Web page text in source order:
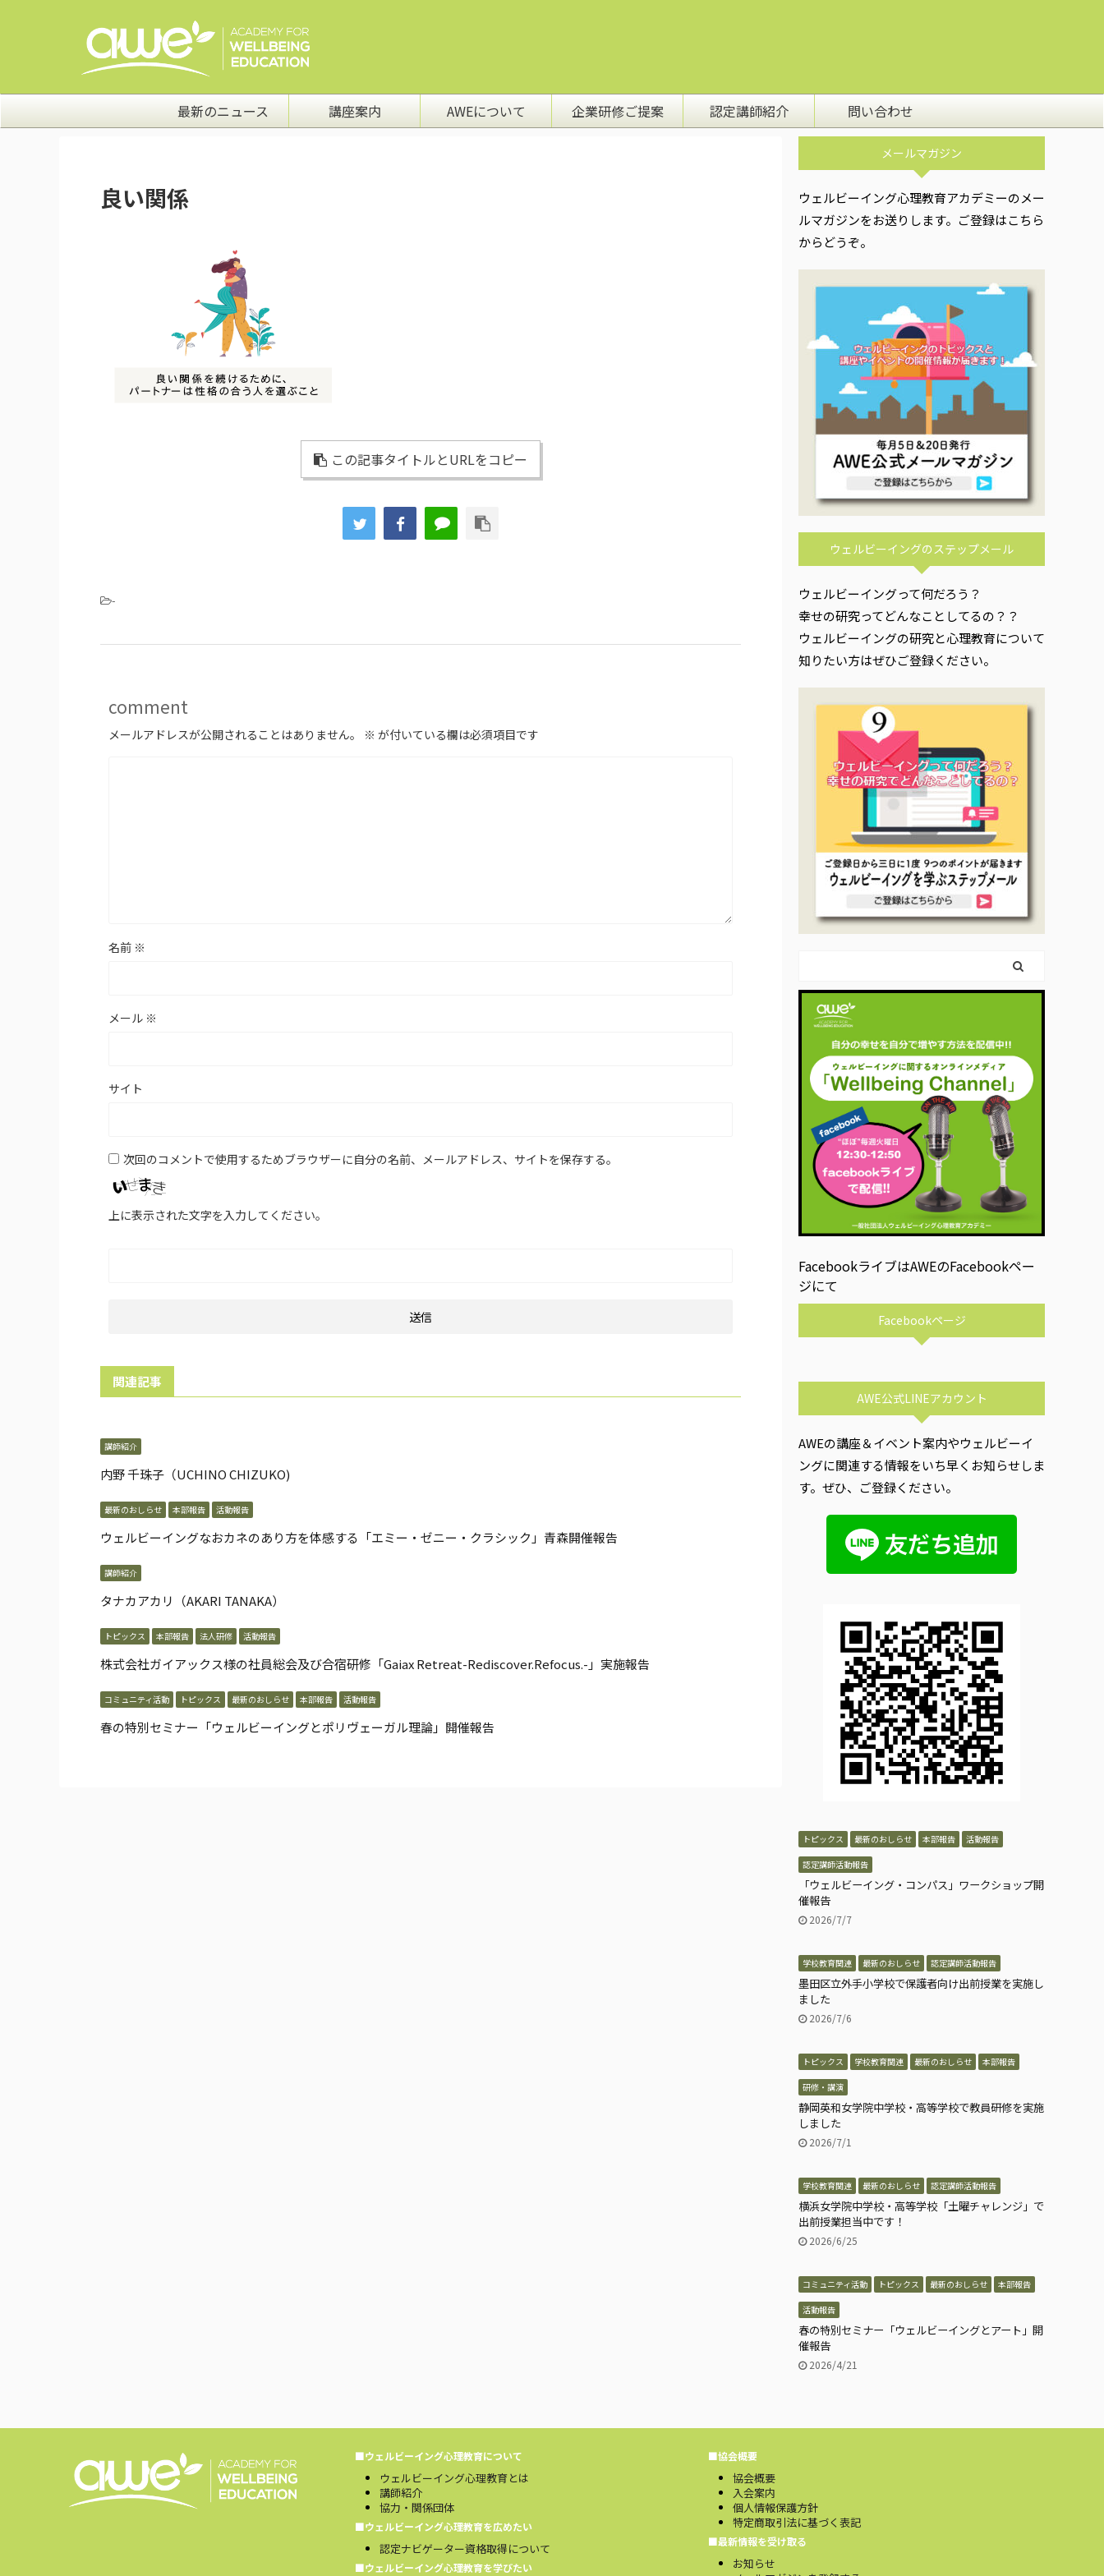
最新のニュース 講座案内 AWEについて 企業研修ご提案 認定講師紹介 問い合わせ
良い関係
この記事タイトルとURLをコピー
-
comment
メールアドレスが公開されることはありません。 ※ が付いている欄は必須項目です
名前 ※
メール ※
サイト
次回のコメントで使用するためブラウザーに自分の名前、メールアドレス、サイトを保存する。
上に表示された文字を入力してください。
関連記事
講師紹介
内野 千珠子（UCHINO CHIZUKO)
最新のおしらせ 本部報告 活動報告
ウェルビーイングなおカネのあり方を体感する「エミー・ゼニー・クラシック」青森開催報告
講師紹介
タナカアカリ（AKARI TANAKA）
トピックス 本部報告 法人研修 活動報告
株式会社ガイアックス様の社員総会及び合宿研修「Gaiax Retreat-Rediscover.Refocus.-」実施報告
コミュニティ活動 トピックス 最新のおしらせ 本部報告 活動報告
春の特別セミナー「ウェルビーイングとポリヴェーガル理論」開催報告
メールマガジン
ウェルビーイング心理教育アカデミーのメー
ルマガジンをお送りします。ご登録はこちら
からどうぞ。
ウェルビーイングのステップメール
ウェルビーイングって何だろう？
幸せの研究ってどんなことしてるの？？
ウェルビーイングの研究と心理教育について
知りたい方はぜひご登録ください。
FacebookライブはAWEのFacebookペー
ジにて
Facebookページ
AWE公式LINEアカウント
AWEの講座＆イベント案内やウェルビーイ
ングに関連する情報をいち早くお知らせしま
す。ぜひ、ご登録ください。
トピックス 最新のおしらせ 本部報告 活動報告
認定講師活動報告
「ウェルビーイング・コンパス」ワークショップ開
催報告
2026/7/7
学校教育関連 最新のおしらせ 認定講師活動報告
墨田区立外手小学校で保護者向け出前授業を実施し
ました
2026/7/6
トピックス 学校教育関連 最新のおしらせ 本部報告
研修・講演
静岡英和女学院中学校・高等学校で教員研修を実施
しました
2026/7/1
学校教育関連 最新のおしらせ 認定講師活動報告
横浜女学院中学校・高等学校「土曜チャレンジ」で
出前授業担当中です！
2026/6/25
コミュニティ活動 トピックス 最新のおしらせ 本部報告
活動報告
春の特別セミナー「ウェルビーイングとアート」開
催報告
2026/4/21
■ウェルビーイング心理教育について
ウェルビーイング心理教育とは
講師紹介
協力・関係団体
■ウェルビーイング心理教育を広めたい
認定ナビゲーター資格取得について
■ウェルビーイング心理教育を学びたい
■協会概要
協会概要
入会案内
個人情報保護方針
特定商取引法に基づく表記
■最新情報を受け取る
お知らせ